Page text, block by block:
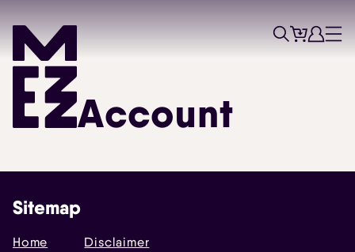
ZoekTicketsAccount
Menu
Account
Sitemap
Home
Disclaimer